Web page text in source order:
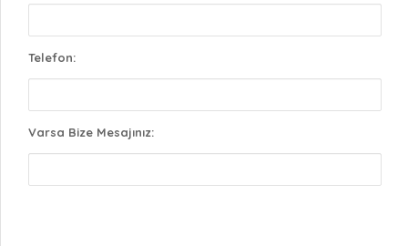
Telefon:
Varsa Bize Mesajınız: